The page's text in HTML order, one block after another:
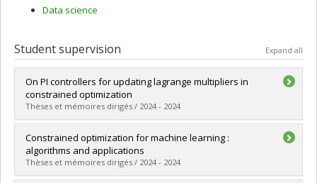
Data science
Student supervision Expand all
On PI controllers for updating lagrange multipliers in
constrained optimization
Thèses et mémoires dirigés / 2024 - 2024
Graduate :Sohrabi, Motahareh
Cycle :Master's
Grade :M. Sc.
Lien vers le document dans Papyrus
Constrained optimization for machine learning :
algorithms and applications
Thèses et mémoires dirigés / 2024 - 2024